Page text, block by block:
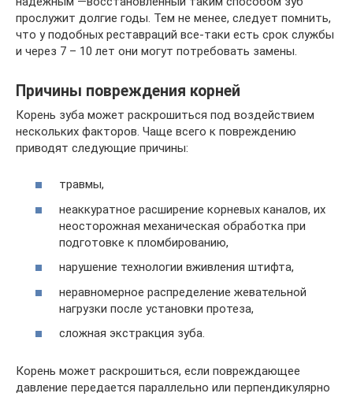
прослужит долгие годы. Тем не менее, следует помнить,
что у подобных реставраций все-таки есть срок службы
и через 7 – 10 лет они могут потребовать замены.
Причины повреждения корней
Корень зуба может раскрошиться под воздействием
нескольких факторов. Чаще всего к повреждению
приводят следующие причины:
травмы,
неаккуратное расширение корневых каналов, их
неосторожная механическая обработка при
подготовке к пломбированию,
нарушение технологии вживления штифта,
неравномерное распределение жевательной
нагрузки после установки протеза,
сложная экстракция зуба.
Корень может раскрошиться, если повреждающее
давление передается параллельно или перпендикулярно